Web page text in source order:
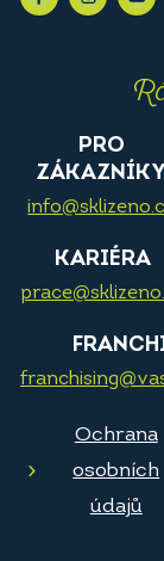
PRO
ZÁKAZNÍKY
KARIÉRA
Ochrana
osobních
údajů